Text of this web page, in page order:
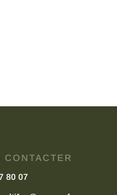
CONTACTER
80 07